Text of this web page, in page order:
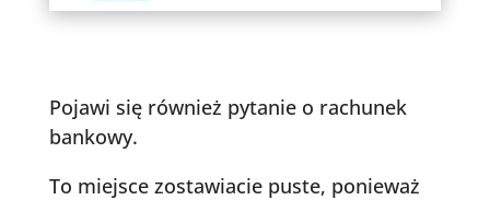
Pojawi się również pytanie o rachunek
bankowy.
To miejsce zostawiacie puste, ponieważ